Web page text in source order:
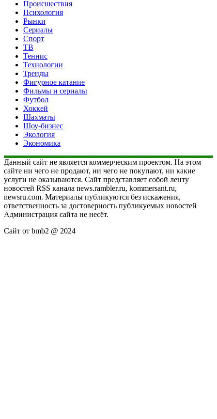
Происшествия
Психология
Рынки
Сериалы
Спорт
ТВ
Теннис
Технологии
Тренды
Фигурное катание
Фильмы и сериалы
Футбол
Хоккей
Шахматы
Шоу-бизнес
Экология
Экономика
Данный сайт не является коммерческим проектом. На этом
сайте ни чего не продают, ни чего не покупают, ни какие
услуги не оказываются. Сайт представляет собой ленту
новостей RSS канала news.rambler.ru, kommersant.ru,
newsru.com. Материалы публикуются без искажения,
ответственность за достоверность публикуемых новостей
Администрация сайта не несёт.
Сайт от bmb2 @ 2024